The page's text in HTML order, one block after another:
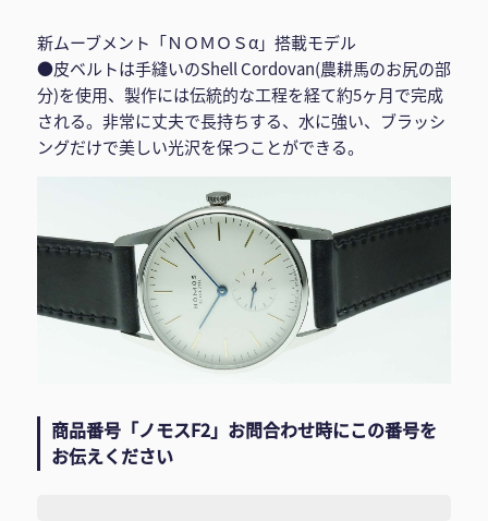
新ムーブメント「ＮＯＭＯＳα」搭載モデル
●皮ベルトは手縫いのShell Cordovan(農耕馬のお尻の部
分)を使用、製作には伝統的な工程を経て約5ヶ月で完成
される。非常に丈夫で長持ちする、水に強い、ブラッシ
ングだけで美しい光沢を保つことができる。
商品番号「ノモスF2」お問合わせ時にこの番号を
お伝えください